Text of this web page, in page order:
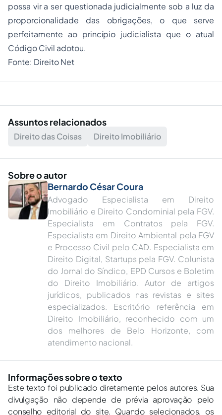
possa vir a ser questionada judicialmente sob a luz da
proporcionalidade das obrigações, o que serve
perfeitamente ao princípio judicialista que o atual
Código Civil adotou.
Fonte: Direito Net
Assuntos relacionados
Direito das Coisas Direito Imobiliário
Sobre o autor
Bernardo César Coura
Advogado Especialista em Direito
Imobiliário e Direito Condominial pela FGV.
Especialista em Contratos pela FGV.
Especialista em Direito Ambiental pela FGV
e Processo Civil pelo CAD. Especialista em
Direito Digital, Startups pela FGV. Colunista
do Jornal do Síndico, EPD Cursos e Boletim
do Direito Imobiliário. Autor de artigos
jurídicos, publicados nas revistas e sites
especializados. Escritório referência em
Direito Imobiliário, reconhecido com um
dos melhores de Belo Horizonte, com
atendimento nacional.
Informações sobre o texto
Este texto foi publicado diretamente pelos autores. Sua
divulgação não depende de prévia aprovação pelo
conselho editorial do site. Quando selecionados, os